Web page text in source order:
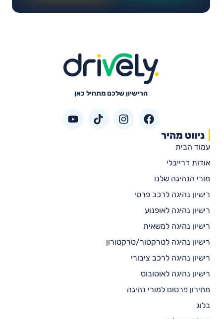
הרישיון שלכם מתחיל כאן
ניווט מהיר
עמוד הבית
אודות דרייבלי
מורי הנהיגה שלנו
רישיון נהיגה לרכב פרטי
רישיון נהיגה לאופנוע
רישיון נהיגה למשאית
רישיון נהיגה לטרקטור/טרקטורון
רישיון נהיגה לרכב ציבורי
רישיון נהיגה לאוטובוס
מחירון פרסום למורי נהיגה
בלוג